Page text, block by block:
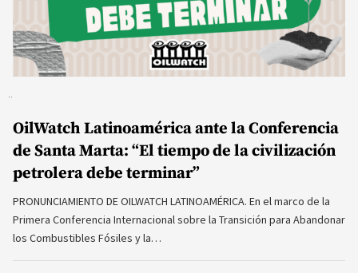
OilWatch Latinoamérica ante la Conferencia
de Santa Marta: “El tiempo de la civilización
petrolera debe terminar”
PRONUNCIAMIENTO DE OILWATCH LATINOAMÉRICA. En el marco de la
Primera Conferencia Internacional sobre la Transición para Abandonar
los Combustibles Fósiles y la…